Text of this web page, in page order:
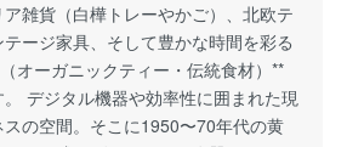
雑貨（白樺トレーやかご）、北欧テ
ージ家具、そして豊かな時間を彩る
オーガニックティー・伝統食材）**
デジタル機器や効率性に囲まれた現
の空間。そこに1950〜70年代の黄